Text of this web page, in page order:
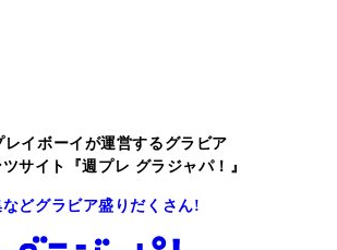
レイボーイが運営するグラビア
サイト『週プレ グラジャパ！』
どグラビア盛りだくさん!